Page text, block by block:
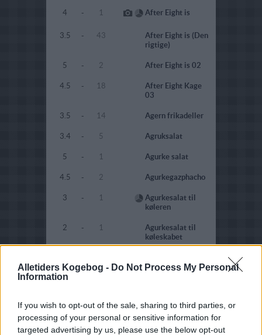
Alletiders Kogebog - Do Not Process My Personal
Information
If you wish to opt-out of the sale, sharing to third parties, or
processing of your personal or sensitive information for
targeted advertising by us, please use the below opt-out
4 - 1 After Eight is
3.5 - 43
After Eight is (Den
rigtige)
5 - 2 After Eight is 02
4.5 - 18
After Eight Kage
03
3.5 - 14 Agern frikadeller
3.4 - 5 Agruksalat
5 - 1 Agurke salat
4.5 - 2 Agurkegazphacho
3 - 1
Agurkesalat til
køleren
2 - 1
Agurkesalat til
køleskabet
4.8
4.7 - 3
Aioli med bagte
hvidløg